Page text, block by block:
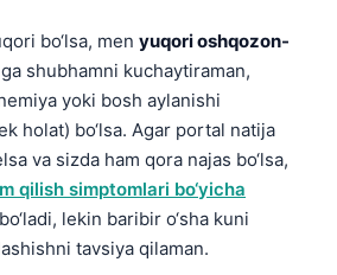
bo‘lsa, men yuqori oshqozon-
shubhamni kuchaytiraman,
yoki bosh aylanishi
holat) bo‘lsa. Agar portal natija
va sizda ham qora najas bo‘lsa,
qilish simptomlari bo‘yicha
lekin baribir o‘sha kuni
tavsiya qilaman.